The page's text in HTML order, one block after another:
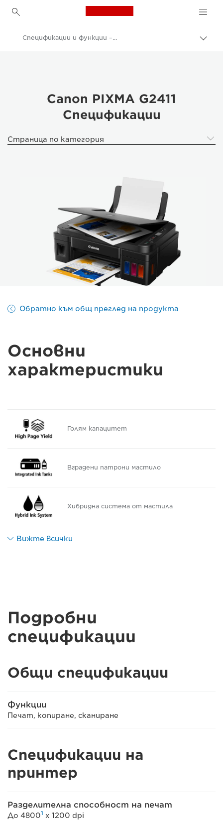
Canon Logo, back to
Canon PIXMA G2411 - Принтери
Спецификации и функции – PIXMA G2411
Canon PIXMA G2411
Спецификации
Страница по категория
Обратно към общ преглед на продукта
Основни
характеристики
Голям капацитет
Вградени патрони мастило
Хибридна система от мастила
Вижте всички
Подробни
спецификации
Общи спецификации
Функции
Печат, копиране, сканиране
Спецификации на
принтер
Разделителна способност на печат
До 48001 x 1200 dpi